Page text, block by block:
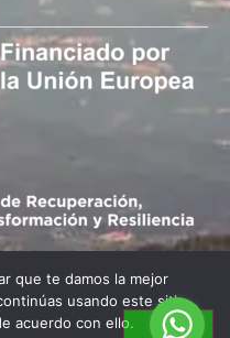
que te damos la mejor
usando este sitio,
acuerdo con ello.